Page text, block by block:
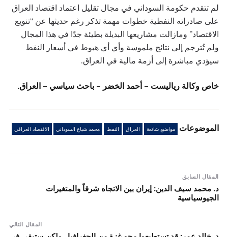
لم تتقدم حكومة السوداني في مجال تقليل اعتماد اقتصاد العراق
على صادراته النفطية خطوات مهمة تذكر رغم حديثها عن “تنويع
الاقتصاد” ومازالت مشاريعها البديلة بطيئة جدًا في هذا المجال
ولم تُترجم إلى نتائج ملموسة وأي أي هبوط في أسعار النفط
سيؤدي مباشرة إلى أزمة مالية في العراق.
خاص وكالة رياليست – أحمد الخضر – باحث سياسي – العراق.
الموضوعات مواضيع شائعة العراق النفط محمد شياع السوداني الاقتصاد العراقي
المقال السابق
د. محمد سيف الدين: إيران بين الاتجاه شرقاً والمتغيرات
الجيوسياسية
المقال التالي